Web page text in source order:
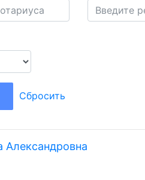
Сбросить
Александровна